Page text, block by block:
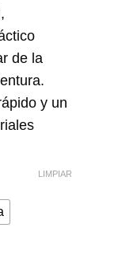
de la
y un
LIMPIAR
Pepita Viajera